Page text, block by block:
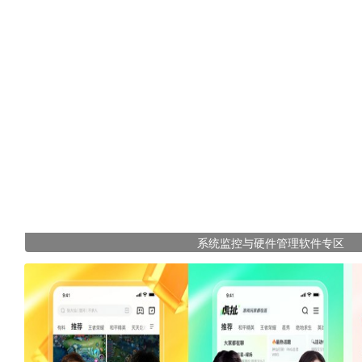
系统监控与硬件管理软件专区